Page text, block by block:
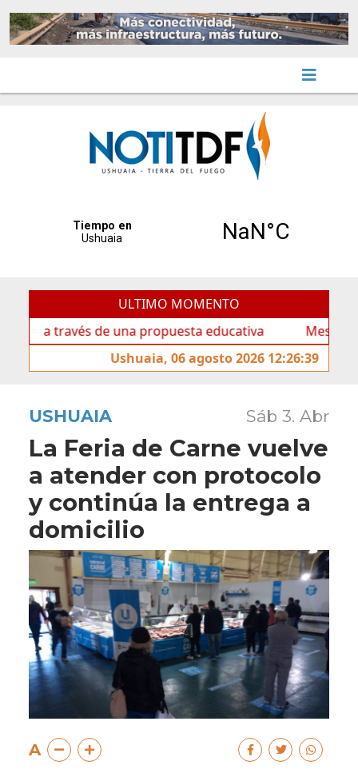
ULTIMO MOMENTO
de una propuesta educativa
Mes de las
Ushuaia, 06 agosto 2026 12:26:39
USHUAIA Sáb 3. Abr
La Feria de Carne vuelve
a atender con protocolo
y continúa la entrega a
domicilio
A